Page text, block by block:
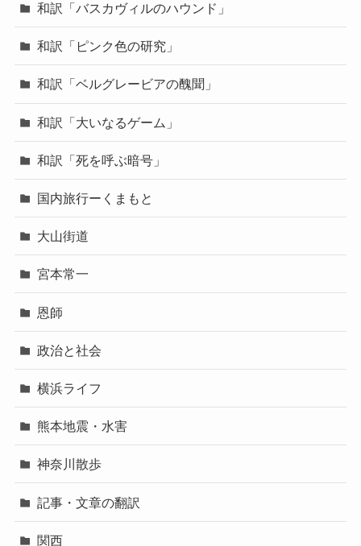
和訳「バスカヴィルのハウンド」
和訳「ピンク色の研究」
和訳「ベルグレービアの醜聞」
和訳「大いなるゲーム」
和訳「死を呼ぶ暗号」
国内旅行ーくまもと
大山街道
宮本常一
恩師
政治と社会
横浜ライフ
熊本地震・水害
神奈川散歩
記事・文章の翻訳
関西